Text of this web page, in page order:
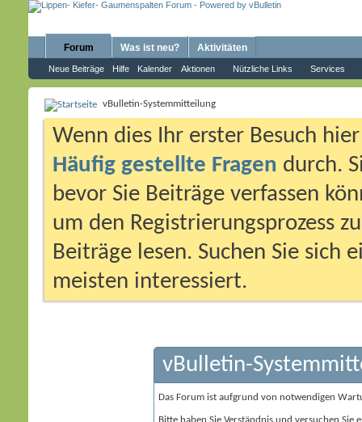
Forum
Neue Beiträge Hilfe Kalender Aktionen Nützliche Links Services
Was ist neu? Aktivitäten
vBulletin-Systemmitteilung
Wenn dies Ihr erster Besuch
Häufig gestellte Fragen durch.
bevor Sie Beiträge verfassen
um den Registrierungsprozess
Beiträge lesen. Suchen Sie sich
meisten interessiert.
vBulletin-
Das Forum ist aufgrund von notwendigen